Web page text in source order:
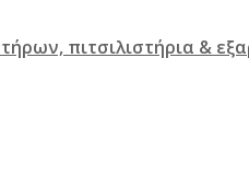
πιτσιλιστήρια &